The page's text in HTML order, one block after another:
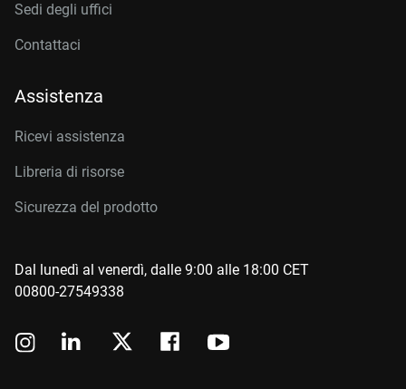
Sedi degli uffici
Contattaci
Assistenza
Ricevi assistenza
Libreria di risorse
Sicurezza del prodotto
Dal lunedì al venerdì, dalle 9:00 alle 18:00 CET
00800-27549338